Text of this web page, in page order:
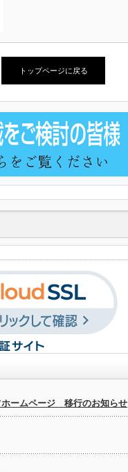
トップページに戻る
ホームページ 移行のお知らせ